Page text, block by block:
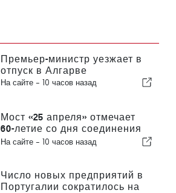
Премьер-министр уезжает в
отпуск в Алгарве
На сайте - 10 часов назад
Мост «25 апреля» отмечает
60-летие со дня соединения
Лиссабона и Альмады
На сайте - 10 часов назад
Число новых предприятий в
Португалии сократилось на